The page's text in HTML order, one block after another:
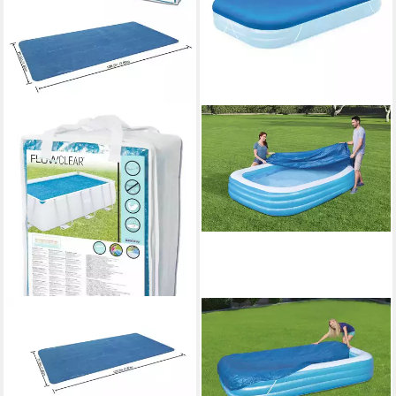
Pool-Abdeckplane Bestway
58240 - PE-Solarabdeckplane
380 x 180 cm, blau, eckig
Pool-Abdeckplane PE
Abdeckplane passend für 305
x 183 cm Family Pools, blau,